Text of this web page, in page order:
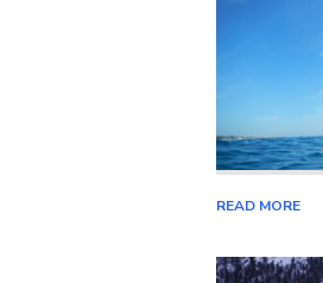
READ MORE